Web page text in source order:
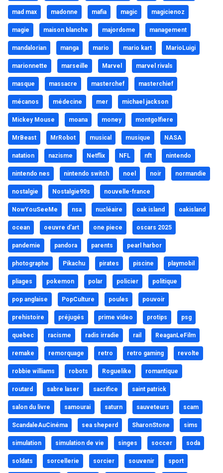
mad max madonne mafia magic magicienoz
magie maison blanche majordome management
mandalorian manga mario mario kart MarioLuigi
marionnette marseille Marvel marvel rivals
masque massacre masterchef masterchief
mécanos médecine mer michael jackson
Mickey Mouse moana money montgolfiere
MrBeast MrRobot musical musique NASA
natation nazisme Netflix NFL nft nintendo
nintendo nes nintendo switch noel noir normandie
nostalgie Nostalgie90s nouvelle-france
NowYouSeeMe nsa nucléaire oak island oakisland
ocean oeuvre d'art one piece oscars 2025
pandemie pandora parents pearl harbor
photographe Pikachu pirates piscine playmobil
pliages pokemon polar policier politique
pop anglaise PopCulture poules pouvoir
prehistoire préjugés prime video protips psg
quebec racisme radis irradie rail ReaganLeFilm
remake remorquage retro retro gaming revolte
robbie williams robots Roguelike romantique
routard sabre laser sacrifice saint patrick
salon du livre samourai saturn sauveteurs scam
ScandaleAuCinéma sea sheperd SharonStone sims
simulation simulation de vie singes soccer soda
soldats sorcellerie sorcier souvenir sport